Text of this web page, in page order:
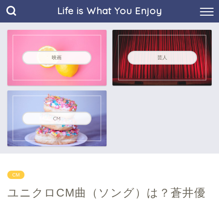
Life is What You Enjoy
映画 芸人
CM
CM
ユニクロCM曲（ソング）は？蒼井優